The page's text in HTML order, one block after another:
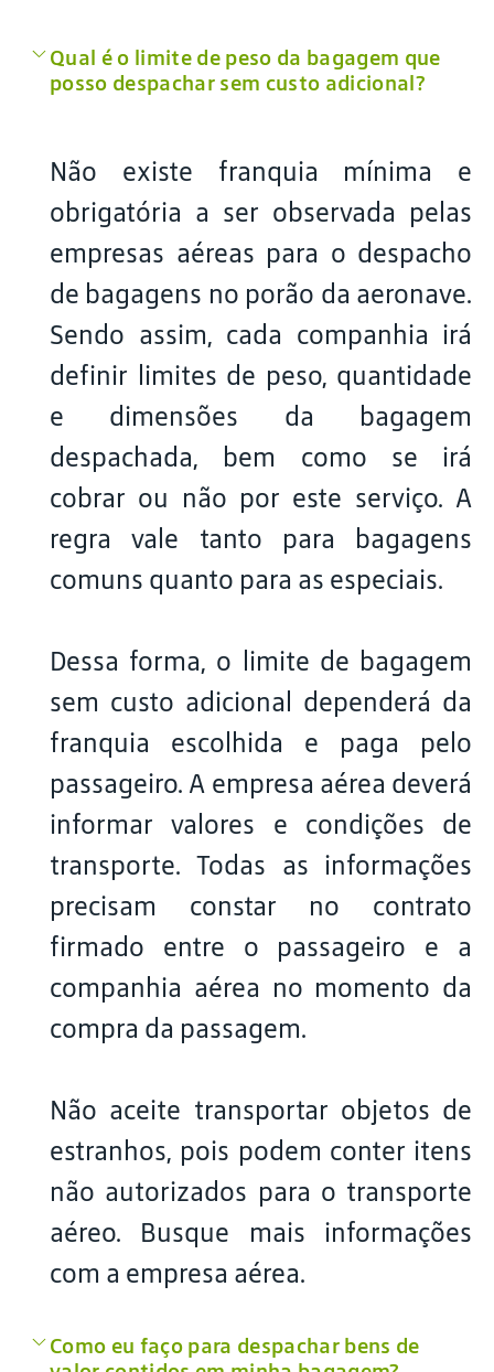
Qual é o limite de peso da bagagem que
posso despachar sem custo adicional?
Não existe franquia mínima e
obrigatória a ser observada pelas
empresas aéreas para o despacho
de bagagens no porão da aeronave.
Sendo assim, cada companhia irá
definir limites de peso, quantidade
e dimensões da bagagem
despachada, bem como se irá
cobrar ou não por este serviço. A
regra vale tanto para bagagens
comuns quanto para as especiais.
Dessa forma, o limite de bagagem
sem custo adicional dependerá da
franquia escolhida e paga pelo
passageiro. A empresa aérea deverá
informar valores e condições de
transporte. Todas as informações
precisam constar no contrato
firmado entre o passageiro e a
companhia aérea no momento da
compra da passagem.
Não aceite transportar objetos de
estranhos, pois podem conter itens
não autorizados para o transporte
aéreo. Busque mais informações
com a empresa aérea.
Como eu faço para despachar bens de